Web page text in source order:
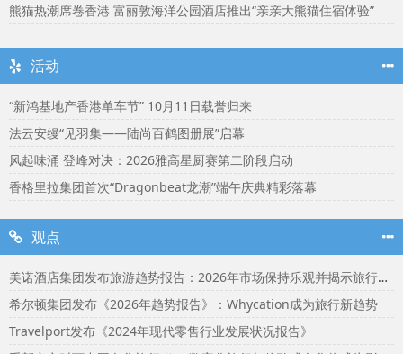
熊猫热潮席卷香港 富丽敦海洋公园酒店推出“亲亲大熊猫住宿体验”
活动
“新鸿基地产香港单车节” 10月11日载誉归来
法云安缦“见羽集——陆尚百鹤图册展”启幕
风起味涌 登峰对决：2026雅高星厨赛第二阶段启动
香格里拉集团首次“Dragonbeat龙潮”端午庆典精彩落幕
观点
美诺酒店集团发布旅游趋势报告：2026年市场保持乐观并揭示旅行者渴望联结
希尔顿集团发布《2026年趋势报告》：Whycation成为旅行新趋势
Travelport发布《2024年现代零售行业发展状况报告》